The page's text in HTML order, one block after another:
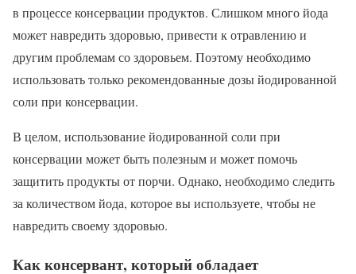
в процессе консервации продуктов. Слишком много йода
может навредить здоровью, привести к отравлению и
другим проблемам со здоровьем. Поэтому необходимо
использовать только рекомендованные дозы йодированной
соли при консервации.
В целом, использование йодированной соли при
консервации может быть полезным и может помочь
защитить продукты от порчи. Однако, необходимо следить
за количеством йода, которое вы используете, чтобы не
навредить своему здоровью.
Как консервант, который обладает